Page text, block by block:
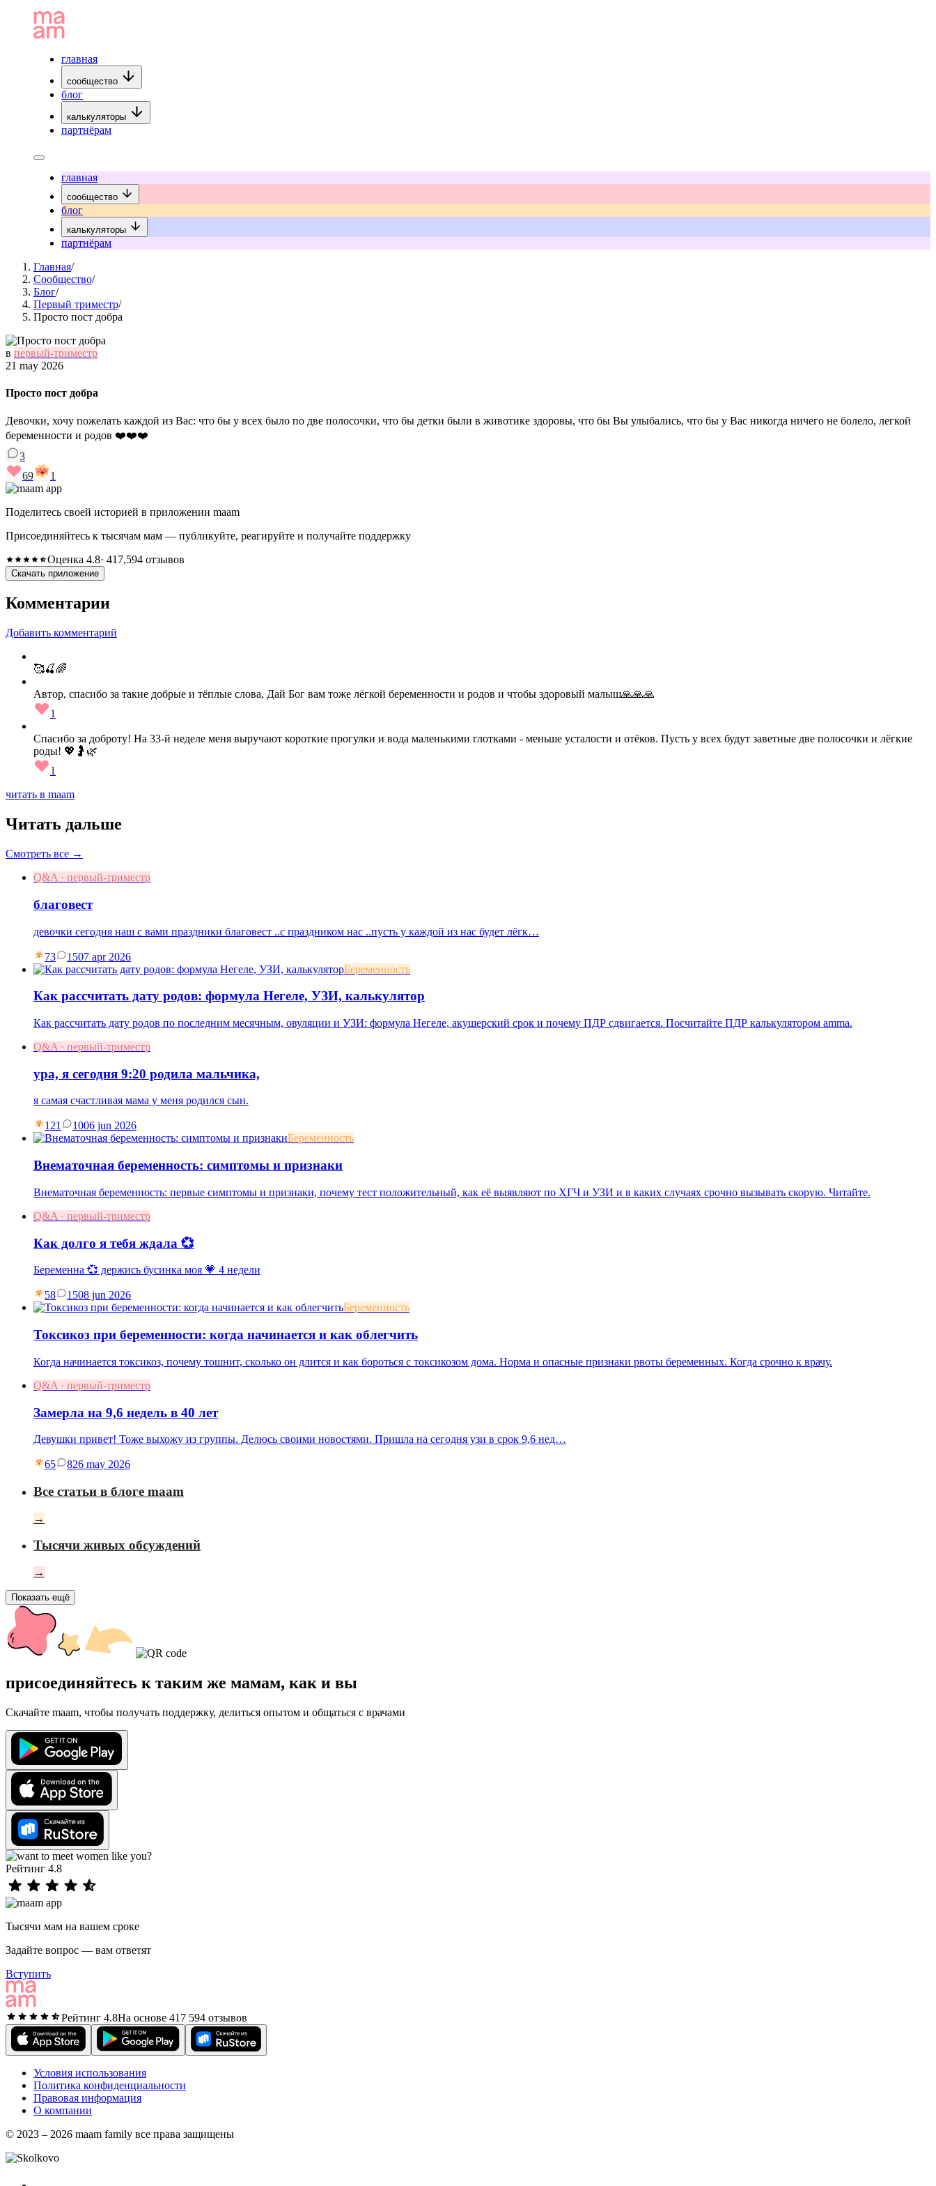
главная
сообщество
блог
калькуляторы
партнёрам
главная
сообщество
блог
калькуляторы
партнёрам
Главная/
Сообщество/
Блог/
Первый триместр/
Просто пост добра
в первый-триместр
21 may 2026
Просто пост добра
Девочки, хочу пожелать каждой из Вас: что бы у всех было по две полосочки, что бы детки были в животике здоровы, что бы Вы улыбались, что бы у Вас никогда ничего не болело, легкой
беременности и родов ❤️❤️❤️
3
69
1
Поделитесь своей историей в приложении maam
Присоединяйтесь к тысячам мам — публикуйте, реагируйте и получайте поддержку
Оценка 4.8· 417,594 отзывов
Скачать приложение
Комментарии
Добавить комментарий
🥰🍒🌈
Автор, спасибо за такие добрые и тёплые слова, Дай Бог вам тоже лёгкой беременности и родов и чтобы здоровый малыш🙏🙏🙏
1
Спасибо за доброту! На 33‑й неделе меня выручают короткие прогулки и вода маленькими глотками - меньше усталости и отёков. Пусть у всех будут заветные две полосочки и лёгкие
роды! 💖🤰🌿
1
читать в maam
Читать дальше
Смотреть все →
Q&A · первый-триместр
благовест
девочки сегодня наш с вами праздники благовест ..с праздником нас ..пусть у каждой из нас будет лёгк…
73 1507 apr 2026
Беременность
Как рассчитать дату родов: формула Негеле, УЗИ, калькулятор
Как рассчитать дату родов по последним месячным, овуляции и УЗИ: формула Негеле, акушерский срок и почему ПДР сдвигается. Посчитайте ПДР калькулятором amma.
Q&A · первый-триместр
ура, я сегодня 9:20 родила мальчика,
я самая счастливая мама у меня родился сын.
121 1006 jun 2026
Беременность
Внематочная беременность: симптомы и признаки
Внематочная беременность: первые симптомы и признаки, почему тест положительный, как её выявляют по ХГЧ и УЗИ и в каких случаях срочно вызывать скорую. Читайте.
Q&A · первый-триместр
Как долго я тебя ждала 💞
Беременна 💞 держись бусинка моя 💗 4 недели
58 1508 jun 2026
Беременность
Токсикоз при беременности: когда начинается и как облегчить
Когда начинается токсикоз, почему тошнит, сколько он длится и как бороться с токсикозом дома. Норма и опасные признаки рвоты беременных. Когда срочно к врачу.
Q&A · первый-триместр
Замерла на 9,6 недель в 40 лет
Девушки привет! Тоже выхожу из группы. Делюсь своими новостями. Пришла на сегодня узи в срок 9,6 нед…
65 826 may 2026
Все статьи в блоге maam
→
Тысячи живых обсуждений
→
Показать ещё
присоединяйтесь к таким же мамам, как и вы
Скачайте maam, чтобы получать поддержку, делиться опытом и общаться с врачами
Рейтинг 4.8
Тысячи мам на вашем сроке
Задайте вопрос — вам ответят
Вступить
Рейтинг 4.8На основе 417 594 отзывов
Условия использования
Политика конфиденциальности
Правовая информация
О компании
© 2023 – 2026 maam family все права защищены